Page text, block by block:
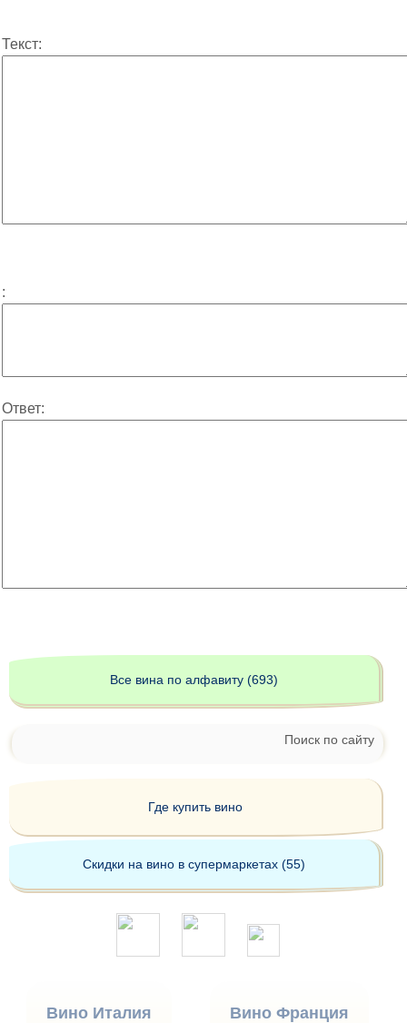
Текст:
:
Ответ:
Все вина по алфавиту (693)
Поиск по сайту
Где купить вино
Скидки на вино в супермаркетах (55)
Вино Италия Вино Франция